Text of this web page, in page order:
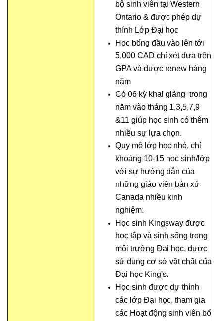
bộ sinh viên tại Western
Ontario & được phép dự
thính Lớp Đại học
Học bổng đầu vào lên tới
5,000 CAD chỉ xét dựa trên
GPA và được renew hàng
năm
Có 06 kỳ khai giảng trong
năm vào tháng 1,3,5,7,9
&11 giúp học sinh có thêm
nhiều sự lựa chọn.
Quy mô lớp học nhỏ, chỉ
khoảng 10-15 học sinh/lớp
với sự hướng dẫn của
những giáo viên bản xứ
Canada nhiều kinh
nghiệm.
Học sinh Kingsway được
học tập và sinh sống trong
môi trường Đại học, được
sử dụng cơ sở vật chất của
Đại học King's.
Học sinh được dự thính
các lớp Đại học, tham gia
các Hoạt động sinh viên bổ